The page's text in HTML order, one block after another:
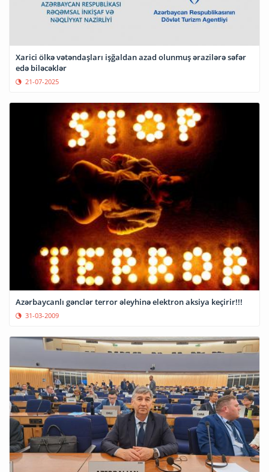
Xarici ölkə vətəndaşları işğaldan azad olunmuş ərazilərə səfər
edə biləcəklər
21-07-2025
Azərbaycanlı gənclər terror əleyhinə elektron aksiya keçirir!!!
31-03-2009